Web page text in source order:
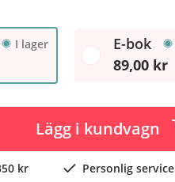
I lager E-bok
89,00 kr
Lägg i kundvagn
kr Personlig service